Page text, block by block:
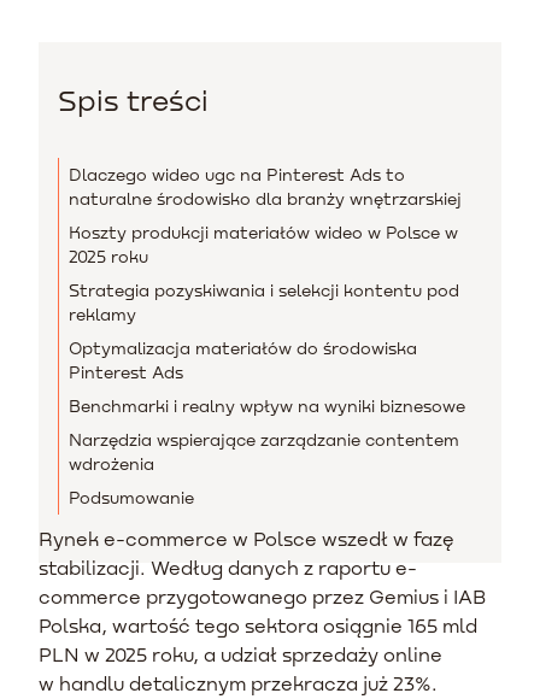
Spis treści
Dlaczego wideo ugc na Pinterest Ads to
naturalne środowisko dla branży wnętrzarskiej
Koszty produkcji materiałów wideo w Polsce w
2025 roku
Strategia pozyskiwania i selekcji kontentu pod
reklamy
Optymalizacja materiałów do środowiska
Pinterest Ads
Benchmarki i realny wpływ na wyniki biznesowe
Narzędzia wspierające zarządzanie contentem
wdrożenia
Podsumowanie
Rynek e-commerce w Polsce wszedł w fazę
stabilizacji. Według danych z raportu e-
commerce przygotowanego przez Gemius i IAB
Polska, wartość tego sektora osiągnie 165 mld
PLN w 2025 roku, a udział sprzedaży online
w handlu detalicznym przekracza już 23%.